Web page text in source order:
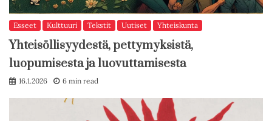
Esseet Kulttuuri Tekstit Uutiset Yhteiskunta
Yhteisöllisyydestä, pettymyksistä,
luopumisesta ja luovuttamisesta
16.1.2026 6 min read